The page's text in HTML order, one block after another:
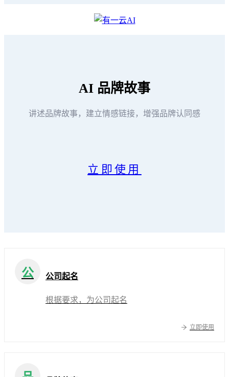
AI 品牌故事
讲述品牌故事，建立情感链接，增强品牌认同感
立即使用
公 公司起名
根据要求，为公司起名
立即使用